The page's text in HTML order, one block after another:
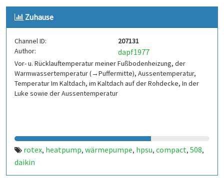
esp8266,nodemcu,heatpump,outside,temperature,
temperatur
Zuhause
Channel ID:
207131
Author:
dapf1977
Vor- u. Rücklauftemperatur meiner Fußbodenheizung, der
Warmwassertemperatur (→Puffermitte), Aussentemperatur,
Temperatur Im Kaltdach, im Kaltdach auf der Rohdecke, In der
Luke sowie der Aussentemperatur
rotex, heatpump, wärmepumpe, hpsu, compact, 508,
daikin